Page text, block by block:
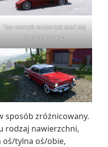
Ten zamek może też stać się
domem gracza
sposób zróżnicowany.
rodzaj nawierzchni,
oś/tylna oś/obie,